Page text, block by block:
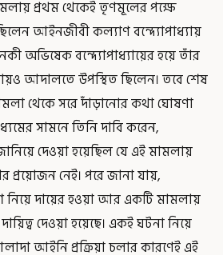
প্রথম থেকেই তৃণমূলের পক্ষে
আইনজীবী কল্যাণ বন্দ্যোপাধ্যায়
অভিষেক বন্দ্যোপাধ্যায়ের হয়ে তাঁর
আদালতে উপস্থিত ছিলেন। তবে শেষ
থেকে সরে দাঁড়ানোর কথা ঘোষণা
সামনে তিনি দাবি করেন,
দেওয়া হয়েছিল যে এই মামলায়
নেই। পরে জানা যায়,
নিয়ে দায়ের হওয়া আর একটি মামলায়
দেওয়া হয়েছে। একই ঘটনা নিয়ে
আইনি প্রক্রিয়া চলার কারণেই এই